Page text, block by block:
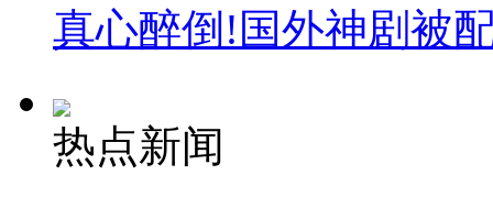
真心醉倒!国外神剧被
热点新闻